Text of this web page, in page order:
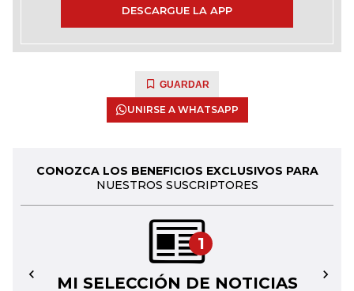
DESCARGUE LA APP
GUARDAR
UNIRSE A WHATSAPP
CONOZCA LOS BENEFICIOS EXCLUSIVOS PARA
NUESTROS SUSCRIPTORES
1
MI SELECCIÓN DE NOTICIAS
← →